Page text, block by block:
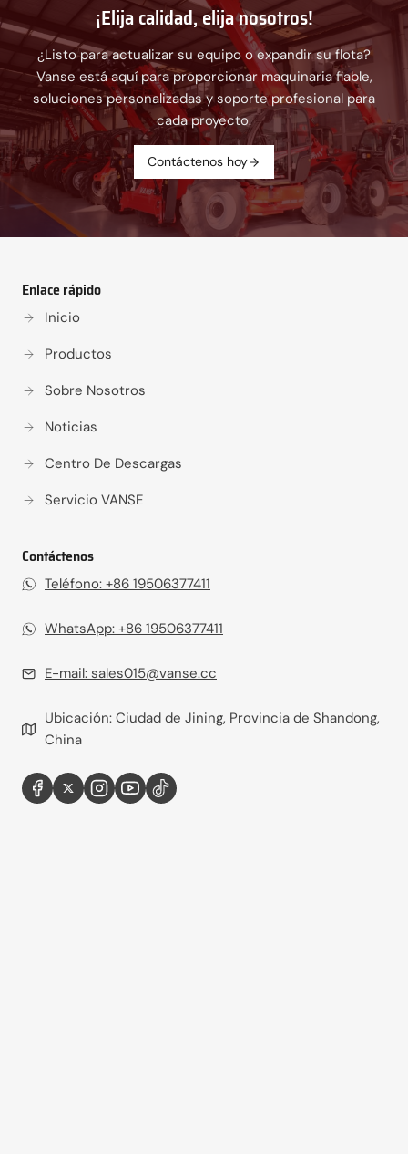
¡Elija calidad, elija nosotros!
¿Listo para actualizar su equipo o expandir su flota?
Vanse está aquí para proporcionar maquinaria fiable,
soluciones personalizadas y soporte profesional para
cada proyecto.
Contáctenos hoy
Enlace rápido
Inicio
Productos
Sobre Nosotros
Noticias
Centro De Descargas
Servicio VANSE
Contáctenos
Teléfono: +86 19506377411‬
WhatsApp: +86 19506377411
E-mail: sales015@vanse.cc
Ubicación: Ciudad de Jining, Provincia de Shandong,
China